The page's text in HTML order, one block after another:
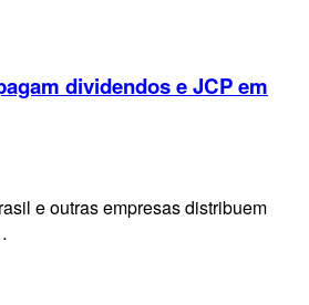
dividendos e JCP em
e outras empresas distribuem